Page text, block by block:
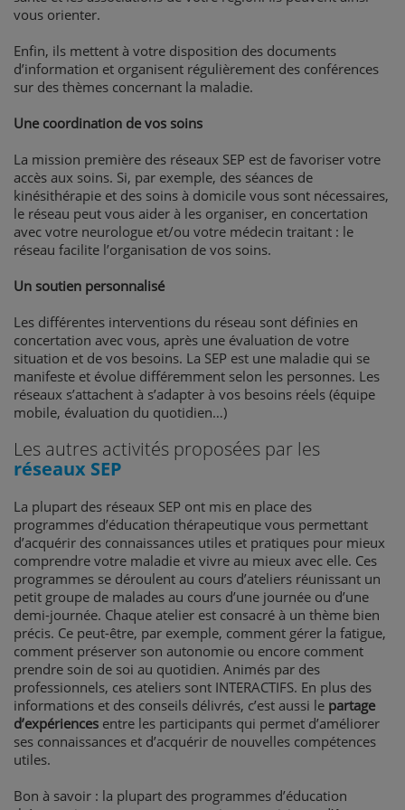
vous orienter.
Enfin, ils mettent à votre disposition des documents
d’information et organisent régulièrement des conférences
sur des thèmes concernant la maladie.
Une coordination de vos soins
La mission première des réseaux SEP est de favoriser votre
accès aux soins. Si, par exemple, des séances de
kinésithérapie et des soins à domicile vous sont nécessaires,
le réseau peut vous aider à les organiser, en concertation
avec votre neurologue et/ou votre médecin traitant : le
réseau facilite l’organisation de vos soins.
Un soutien personnalisé
Les différentes interventions du réseau sont définies en
concertation avec vous, après une évaluation de votre
situation et de vos besoins. La SEP est une maladie qui se
manifeste et évolue différemment selon les personnes. Les
réseaux s’attachent à s’adapter à vos besoins réels (équipe
mobile, évaluation du quotidien…)
Les autres activités proposées par les
réseaux SEP
La plupart des réseaux SEP ont mis en place des
programmes d’éducation thérapeutique vous permettant
d’acquérir des connaissances utiles et pratiques pour mieux
comprendre votre maladie et vivre au mieux avec elle. Ces
programmes se déroulent au cours d’ateliers réunissant un
petit groupe de malades au cours d’une journée ou d’une
demi-journée. Chaque atelier est consacré à un thème bien
précis. Ce peut-être, par exemple, comment gérer la fatigue,
comment préserver son autonomie ou encore comment
prendre soin de soi au quotidien. Animés par des
professionnels, ces ateliers sont INTERACTIFS. En plus des
informations et des conseils délivrés, c’est aussi le partage
d’expériences entre les participants qui permet d’améliorer
ses connaissances et d’acquérir de nouvelles compétences
utiles.
Bon à savoir : la plupart des programmes d’éducation